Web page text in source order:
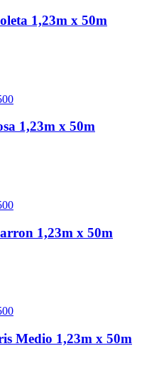
1,23m x 50m
1,23m x 50m
1,23m x 50m
Medio 1,23m x 50m